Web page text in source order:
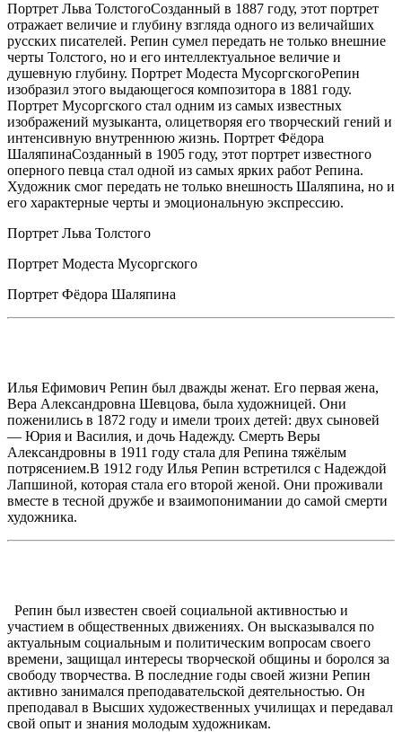
Портрет Льва ТолстогоСозданный в 1887 году, этот портрет
отражает величие и глубину взгляда одного из величайших
русских писателей. Репин сумел передать не только внешние
черты Толстого, но и его интеллектуальное величие и
душевную глубину. Портрет Модеста МусоргскогоРепин
изобразил этого выдающегося композитора в 1881 году.
Портрет Мусоргского стал одним из самых известных
изображений музыканта, олицетворяя его творческий гений и
интенсивную внутреннюю жизнь. Портрет Фёдора
ШаляпинаСозданный в 1905 году, этот портрет известного
оперного певца стал одной из самых ярких работ Репина.
Художник смог передать не только внешность Шаляпина, но и
его характерные черты и эмоциональную экспрессию.
Портрет Льва Толстого
Портрет Модеста Мусоргского
Портрет Фёдора Шаляпина
Илья Ефимович Репин был дважды женат. Его первая жена,
Вера Александровна Шевцова, была художницей. Они
поженились в 1872 году и имели троих детей: двух сыновей
— Юрия и Василия, и дочь Надежду. Смерть Веры
Александровны в 1911 году стала для Репина тяжёлым
потрясением.В 1912 году Илья Репин встретился с Надеждой
Лапшиной, которая стала его второй женой. Они проживали
вместе в тесной дружбе и взаимопонимании до самой смерти
художника.
Репин был известен своей социальной активностью и
участием в общественных движениях. Он высказывался по
актуальным социальным и политическим вопросам своего
времени, защищал интересы творческой общины и боролся за
свободу творчества. В последние годы своей жизни Репин
активно занимался преподавательской деятельностью. Он
преподавал в Высших художественных училищах и передавал
свой опыт и знания молодым художникам.